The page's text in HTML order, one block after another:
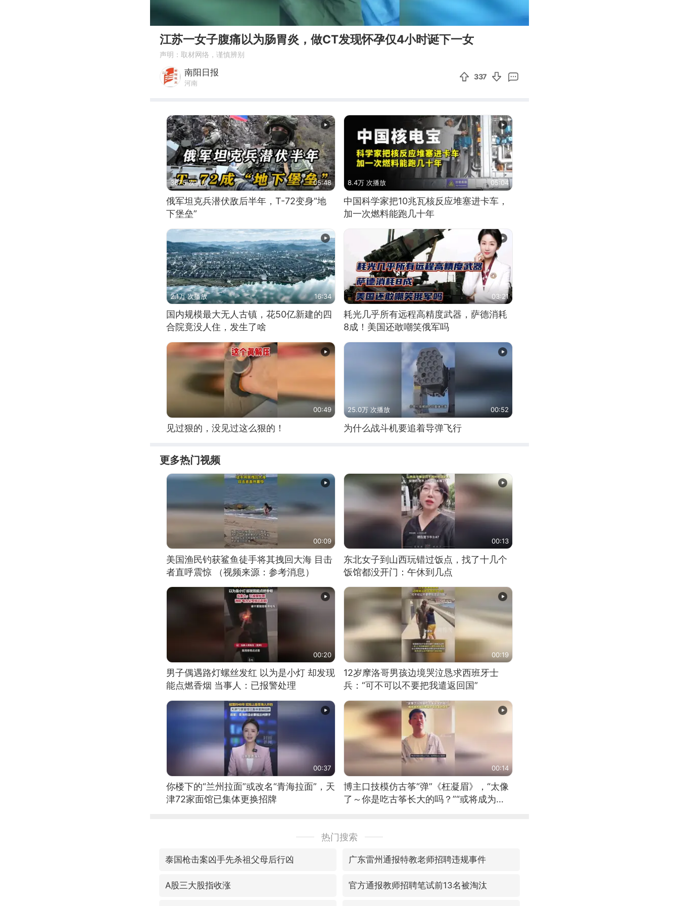
江苏一女子腹痛以为肠胃炎，做CT发现怀孕仅4小时诞下一女
声明：取材网络，谨慎辨别
南阳日报
河南
337
3675 次播放 05:48
俄军坦克兵潜伏敌后半年，T-72变身“地
下堡垒”
8.4万 次播放 05:04
中国科学家把10兆瓦核反应堆塞进卡车，
加一次燃料能跑几十年
2.1万 次播放 16:34
国内规模最大无人古镇，花50亿新建的四
合院竟没人住，发生了啥
03:21
耗光几乎所有远程高精度武器，萨德消耗
8成！美国还敢嘲笑俄军吗
00:49
见过狠的，没见过这么狠的！
25.0万 次播放 00:52
为什么战斗机要追着导弹飞行
更多热门视频
00:09
美国渔民钓获鲨鱼徒手将其拽回大海 目击
者直呼震惊 （视频来源：参考消息）
00:13
东北女子到山西玩错过饭点，找了十几个
饭馆都没开门：午休到几点
00:20
男子偶遇路灯螺丝发红 以为是小灯 却发现
能点燃香烟 当事人：已报警处理
00:19
12岁摩洛哥男孩边境哭泣恳求西班牙士
兵：“可不可以不要把我遣返回国”
00:37
你楼下的“兰州拉面”或改名“青海拉面”，天
津72家面馆已集体更换招牌
00:14
博主口技模仿古筝“弹”《枉凝眉》，“太像
了～你是吃古筝长大的吗？”“或将成为首
热门搜索
泰国枪击案凶手先杀祖父母后行凶 广东雷州通报特教老师招聘违规事件
A股三大股指收涨 官方通报教师招聘笔试前13名被淘汰